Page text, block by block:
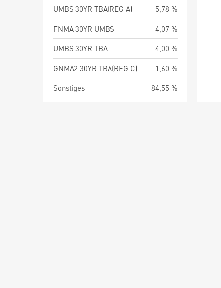
UMBS 30YR TBA(REG A)
5,78 %
FNMA 30YR UMBS
4,07 %
UMBS 30YR TBA
4,00 %
GNMA2 30YR TBA(REG C)
1,60 %
Sonstiges
84,55 %